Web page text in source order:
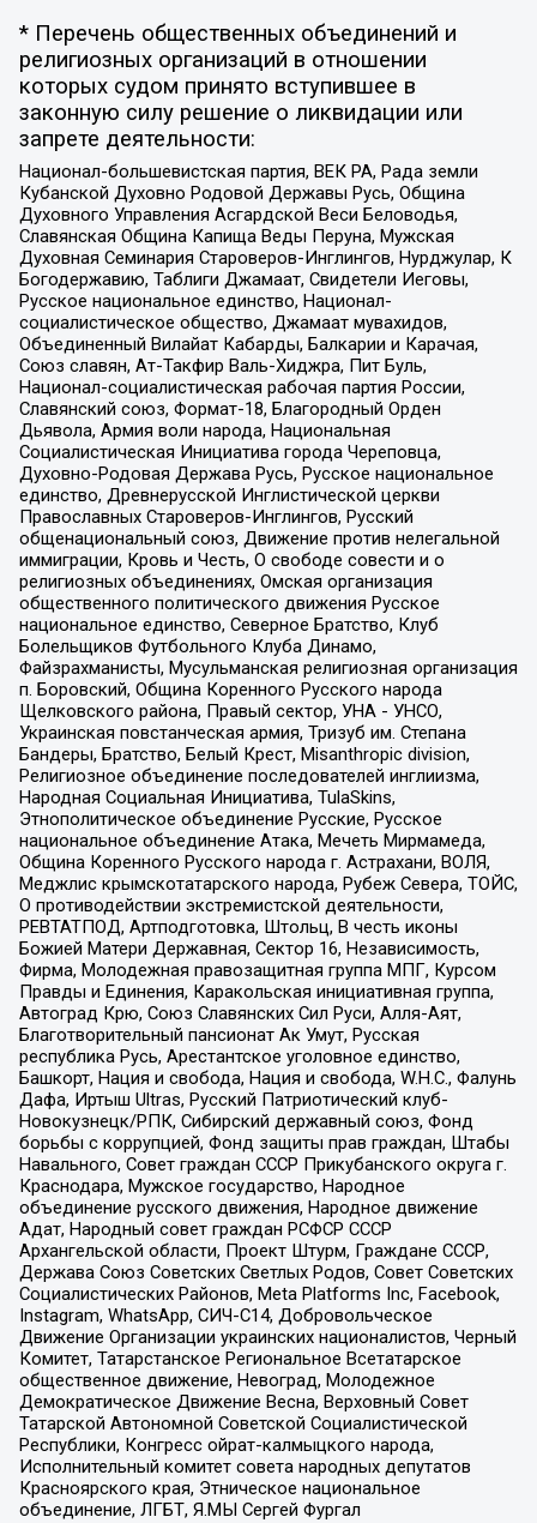
* Перечень общественных объединений и
религиозных организаций в отношении
которых судом принято вступившее в
законную силу решение о ликвидации или
запрете деятельности:
Национал-большевистская партия, ВЕК РА, Рада земли
Кубанской Духовно Родовой Державы Русь, Община
Духовного Управления Асгардской Веси Беловодья,
Славянская Община Капища Веды Перуна, Мужская
Духовная Семинария Староверов-Инглингов, Нурджулар, К
Богодержавию, Таблиги Джамаат, Свидетели Иеговы,
Русское национальное единство, Национал-
социалистическое общество, Джамаат мувахидов,
Объединенный Вилайат Кабарды, Балкарии и Карачая,
Союз славян, Ат-Такфир Валь-Хиджра, Пит Буль,
Национал-социалистическая рабочая партия России,
Славянский союз, Формат-18, Благородный Орден
Дьявола, Армия воли народа, Национальная
Социалистическая Инициатива города Череповца,
Духовно-Родовая Держава Русь, Русское национальное
единство, Древнерусской Инглистической церкви
Православных Староверов-Инглингов, Русский
общенациональный союз, Движение против нелегальной
иммиграции, Кровь и Честь, О свободе совести и о
религиозных объединениях, Омская организация
общественного политического движения Русское
национальное единство, Северное Братство, Клуб
Болельщиков Футбольного Клуба Динамо,
Файзрахманисты, Мусульманская религиозная организация
п. Боровский, Община Коренного Русского народа
Щелковского района, Правый сектор, УНА - УНСО,
Украинская повстанческая армия, Тризуб им. Степана
Бандеры, Братство, Белый Крест, Misanthropic division,
Религиозное объединение последователей инглиизма,
Народная Социальная Инициатива, TulaSkins,
Этнополитическое объединение Русские, Русское
национальное объединение Атака, Мечеть Мирмамеда,
Община Коренного Русского народа г. Астрахани, ВОЛЯ,
Меджлис крымскотатарского народа, Рубеж Севера, ТОЙС,
О противодействии экстремистской деятельности,
РЕВТАТПОД, Артподготовка, Штольц, В честь иконы
Божией Матери Державная, Сектор 16, Независимость,
Фирма, Молодежная правозащитная группа МПГ, Курсом
Правды и Единения, Каракольская инициативная группа,
Автоград Крю, Союз Славянских Сил Руси, Алля-Аят,
Благотворительный пансионат Ак Умут, Русская
республика Русь, Арестантское уголовное единство,
Башкорт, Нация и свобода, Нация и свобода, W.H.С., Фалунь
Дафа, Иртыш Ultras, Русский Патриотический клуб-
Новокузнецк/РПК, Сибирский державный союз, Фонд
борьбы с коррупцией, Фонд защиты прав граждан, Штабы
Навального, Совет граждан СССР Прикубанского округа г.
Краснодара, Мужское государство, Народное
объединение русского движения, Народное движение
Адат, Народный совет граждан РСФСР СССР
Архангельской области, Проект Штурм, Граждане СССР,
Держава Союз Советских Светлых Родов, Совет Советских
Социалистических Районов, Meta Platforms Inc, Facebook,
Instagram, WhatsApp, СИЧ-С14, Добровольческое
Движение Организации украинских националистов, Черный
Комитет, Татарстанское Региональное Всетатарское
общественное движение, Невоград, Молодежное
Демократическое Движение Весна, Верховный Совет
Татарской Автономной Советской Социалистической
Республики, Конгресс ойрат-калмыцкого народа,
Исполнительный комитет совета народных депутатов
Красноярского края, Этническое национальное
объединение, ЛГБТ, Я.МЫ Сергей Фургал